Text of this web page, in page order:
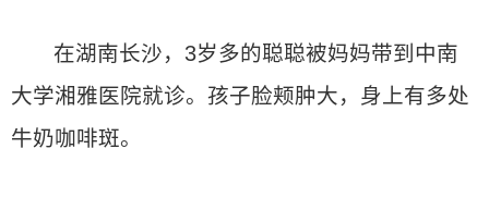
在湖南长沙，3岁多的聪聪被妈妈带到中南
大学湘雅医院就诊。孩子脸颊肿大，身上有多处
牛奶咖啡斑。